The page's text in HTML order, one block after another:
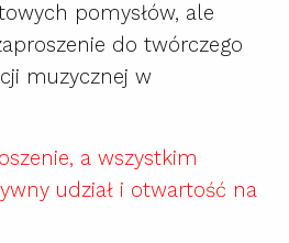
pomysłów, ale
do twórczego
muzycznej w
a wszystkim
udział i otwartość na